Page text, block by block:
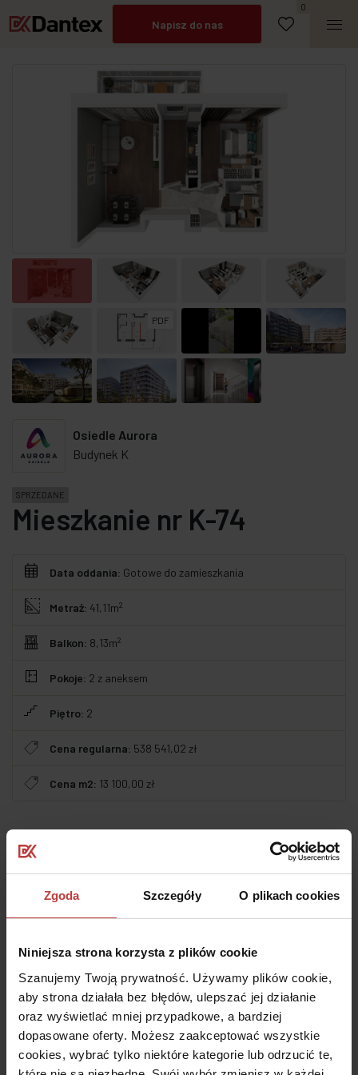
Zgoda Szczegóły O plikach cookies
Niniejsza strona korzysta z plików cookie
Szanujemy Twoją prywatność. Używamy plików cookie,
aby strona działała bez błędów, ulepszać jej działanie
oraz wyświetlać mniej przypadkowe, a bardziej
dopasowane oferty. Możesz zaakceptować wszystkie
cookies, wybrać tylko niektóre kategorie lub odrzucić te,
Napisz do nas
Zadzwoń
0
PDF
Osiedle Aurora
Budynek K
SPRZEDANE
Mieszkanie nr K-74
Data oddania: Gotowe do zamieszkania
Metraż: 41,11m2
Balkon: 8,13m2
Pokoje: 2 z aneksem
Piętro: 2
Cena regularna: 538 541,02 zł
Cena m2: 13 100,00 zł
Cechy dodatkowe
Historia cen lokalu
Dodatkowe świadczenia pieniężne
Prospekt informacyjny
Mieszkania o tym samym rozkładzie